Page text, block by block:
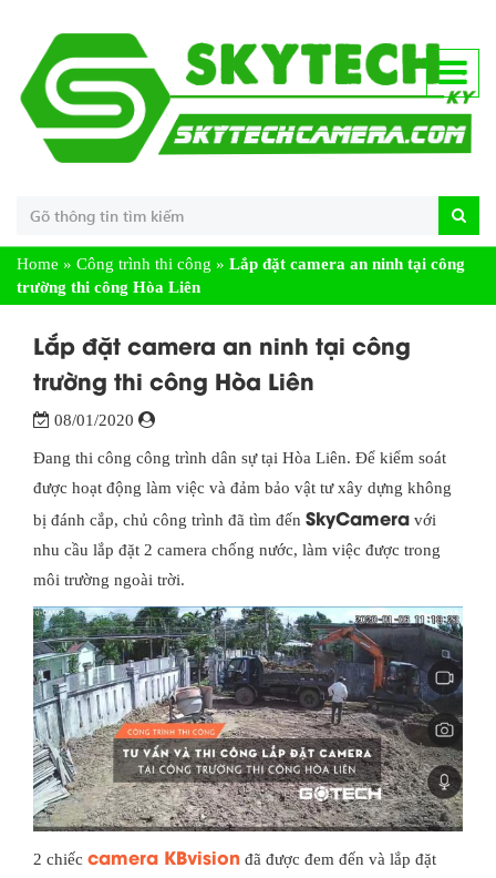
Home » Công trình thi công » Lắp đặt camera an ninh tại công
trường thi công Hòa Liên
Lắp đặt camera an ninh tại công
trường thi công Hòa Liên
08/01/2020
Đang thi công công trình dân sự tại Hòa Liên. Để kiểm soát
được hoạt động làm việc và đảm bảo vật tư xây dựng không
bị đánh cắp, chủ công trình đã tìm đến SkyCamera với
nhu cầu lắp đặt 2 camera chống nước, làm việc được trong
môi trường ngoài trời.
2 chiếc camera KBvision đã được đem đến và lắp đặt